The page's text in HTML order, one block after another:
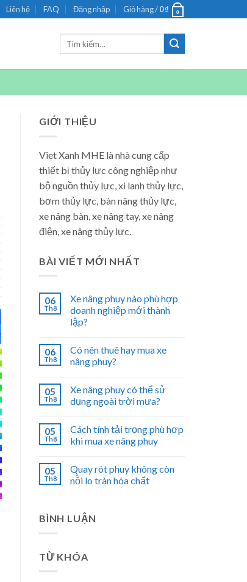
Liên hệ FAQ Đăng nhập Giỏ hàng /0₫ 0
GIỚI THIỆU
Viet Xanh MHE là nhà cung cấp
thiết bị thủy lực công nghiệp như
bộ nguồn thủy lực, xi lanh thủy lực,
bơm thủy lực, bàn nâng thủy lực,
xe nâng bàn, xe nâng tay, xe nâng
điện, xe nâng thủy lực.
BÀI VIẾT MỚI NHẤT
06
Th8
Xe nâng phuy nào phù hợp
doanh nghiệp mới thành
lập?
06
Th8
Có nên thuê hay mua xe
nâng phuy?
05
Th8
Xe nâng phuy có thể sử
dụng ngoài trời mưa?
05
Th8
Cách tính tải trọng phù hợp
khi mua xe nâng phuy
05
Th8
Quay rót phuy không còn
nỗi lo tràn hóa chất
BÌNH LUẬN
TỪ KHÓA